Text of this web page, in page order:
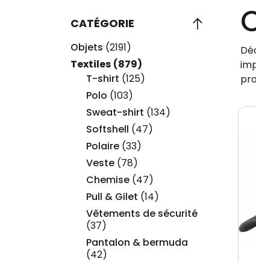
CATÉGORIE
Objets (2191)
Textiles (879)
T-shirt (125)
Polo (103)
Sweat-shirt (134)
Softshell (47)
Polaire (33)
Veste (78)
Chemise (47)
Pull & Gilet (14)
Vêtements de sécurité
(37)
Pantalon & bermuda
(42)